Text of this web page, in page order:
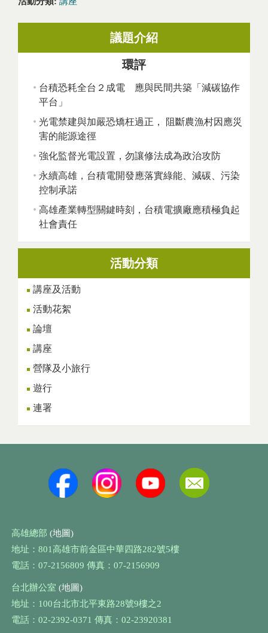
議題介紹
環評
台積恐耗全台２成電 應與民間共築「減碳協作
平台」
光電禁建與加嚴恐矯枉過正， 阻斷農漁村因應災
害的能源途徑
強化監督光電設置，勿讓修法成為政治攻防
永續高雄，台積電開發應落實綠能、減碳、污染
控制承諾
高雄產業轉型關鍵時刻，台積電擴廠應積極負起
社會責任
活動分類
講座及活動
活動花絮
論壇
講座
營隊及小旅行
遊行
連署
高雄總部 (地圖)
地址：801高雄市前金區中華四路282號5樓
電話：07-2156809 傳真：07-2156909
台北辦公室 (地圖)
地址：100台北市北平東路28號9樓之2
電話：02-2392-0371 傳真：02-23920381